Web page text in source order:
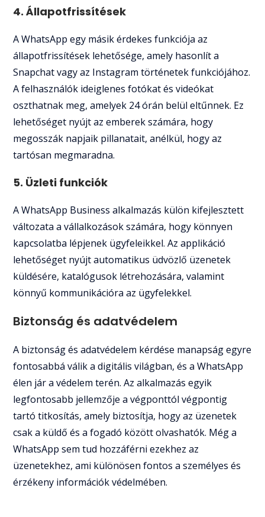
4. Állapotfrissítések
A WhatsApp egy másik érdekes funkciója az
állapotfrissítések lehetősége, amely hasonlít a
Snapchat vagy az Instagram történetek funkciójához.
A felhasználók ideiglenes fotókat és videókat
oszthatnak meg, amelyek 24 órán belül eltűnnek. Ez
lehetőséget nyújt az emberek számára, hogy
megosszák napjaik pillanatait, anélkül, hogy az
tartósan megmaradna.
5. Üzleti funkciók
A WhatsApp Business alkalmazás külön kifejlesztett
változata a vállalkozások számára, hogy könnyen
kapcsolatba lépjenek ügyfeleikkel. Az applikáció
lehetőséget nyújt automatikus üdvözlő üzenetek
küldésére, katalógusok létrehozására, valamint
könnyű kommunikációra az ügyfelekkel.
Biztonság és adatvédelem
A biztonság és adatvédelem kérdése manapság egyre
fontosabbá válik a digitális világban, és a WhatsApp
élen jár a védelem terén. Az alkalmazás egyik
legfontosabb jellemzője a végponttól végpontig
tartó titkosítás, amely biztosítja, hogy az üzenetek
csak a küldő és a fogadó között olvashatók. Még a
WhatsApp sem tud hozzáférni ezekhez az
üzenetekhez, ami különösen fontos a személyes és
érzékeny információk védelmében.